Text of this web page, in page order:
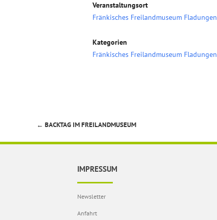
Veranstaltungsort
Fränkisches Freilandmuseum Fladungen
Kategorien
Fränkisches Freilandmuseum Fladungen
Beitragsnavigation
← BACKTAG IM FREILANDMUSEUM
IMPRESSUM
Newsletter
Anfahrt